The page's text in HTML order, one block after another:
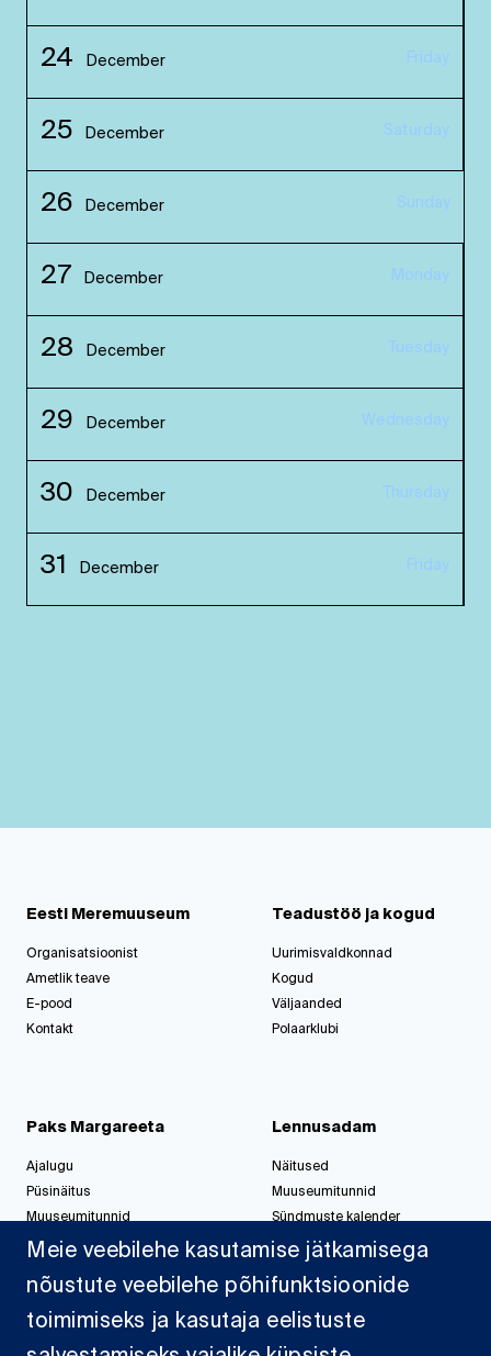
24 December Friday
25 December Saturday
26 December Sunday
27 December Monday
28 December Tuesday
29 December Wednesday
30 December Thursday
31 December Friday
Eesti Meremuuseum
Organisatsioonist
Ametlik teave
E-pood
Kontakt
Teadustöö ja kogud
Uurimisvaldkonnad
Kogud
Väljaanded
Polaarklubi
Paks Margareeta
Ajalugu
Püsinäitus
Muuseumitunnid
Korralda üritus
Lennusadam
Näitused
Muuseumitunnid
Sündmuste kalender
Korralda üritus
Meie veebilehe kasutamise jätkamisega
nõustute veebilehe põhifunktsioonide
toimimiseks ja kasutaja eelistuste